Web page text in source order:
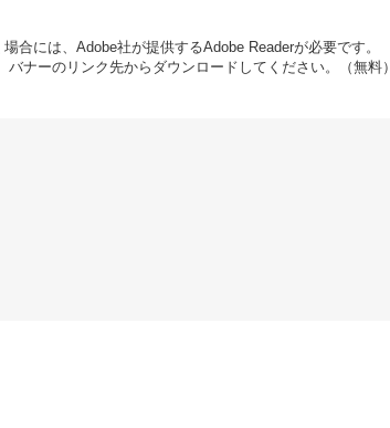
合には、Adobe社が提供するAdobe Readerが必要です。
ナーのリンク先からダウンロードしてください。（無料）